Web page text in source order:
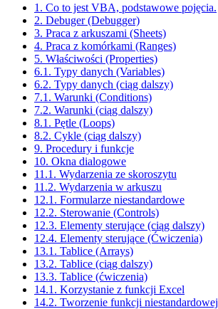
1. Co to jest VBA, podstawowe pojęcia.
2. Debuger (Debugger)
3. Praca z arkuszami (Sheets)
4. Praca z komórkami (Ranges)
5. Właściwości (Properties)
6.1. Typy danych (Variables)
6.2. Typy danych (ciąg dalszy)
7.1. Warunki (Conditions)
7.2. Warunki (ciąg dalszy)
8.1. Pętle (Loops)
8.2. Cykle (ciąg dalszy)
9. Procedury i funkcje
10. Okna dialogowe
11.1. Wydarzenia ze skoroszytu
11.2. Wydarzenia w arkuszu
12.1. Formularze niestandardowe
12.2. Sterowanie (Controls)
12.3. Elementy sterujące (ciąg dalszy)
12.4. Elementy sterujące (Ćwiczenia)
13.1. Tablice (Arrays)
13.2. Tablice (ciąg dalszy)
13.3. Tablice (ćwiczenia)
14.1. Korzystanie z funkcji Excel
14.2. Tworzenie funkcji niestandardowej